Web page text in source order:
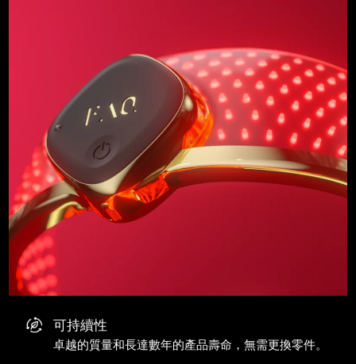
可持續性
卓越的質量和長達數年的產品壽命，無需更換零件。